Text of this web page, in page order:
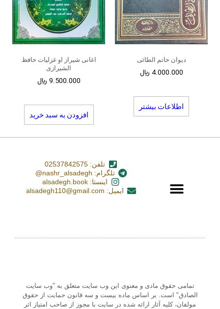
دیوان حاتم الطائی
4.000.000 ﷼
اطلاعات بیشتر
اغانی شیراز او غزلیات حافظ
الشیرازی
9.500.000 ﷼
افزودن به سبد خرید
تلفن: 02537842575
تلگرام: nashr_alsadegh@
اینستا: alsadegh.book
ایمیل: alsadegh110@gmail.com
تمامی حقوق مادی و معنوی این وب سایت متعلق به "وب سایت
الصادق" است. بر اساس ماده بیست و سه قانون حمایت از حقوق
مولفان، کلیه آثار ارائه شده در سایت با مجوز از صاحب امتیاز اثر